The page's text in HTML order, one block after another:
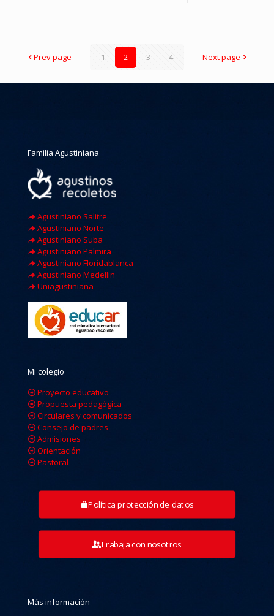
Prev page 1 2 3 4 Next page
Familia Agustiniana
Agustiniano Salitre
Agustiniano Norte
Agustiniano Suba
Agustiniano Palmira
Agustiniano Floridablanca
Agustiniano Medellin
Uniagustiniana
Mi colegio
Proyecto educativo
Propuesta pedagógica
Circulares y comunicados
Consejo de padres
Admisiones
Orientación
Pastoral
Política protección de datos
Trabaja con nosotros
Más información